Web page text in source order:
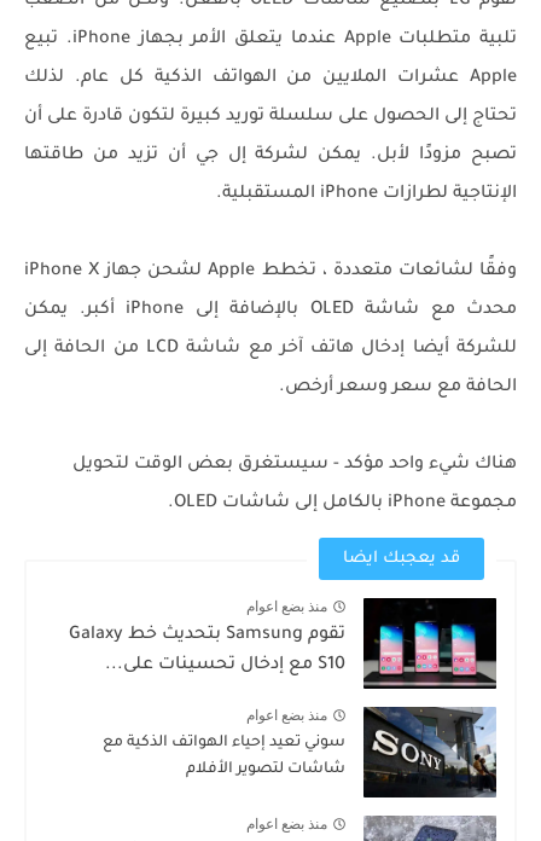
تلبية متطلبات Apple عندما يتعلق الأمر بجهاز iPhone. تبيع
Apple عشرات الملايين من الهواتف الذكية كل عام. لذلك
تحتاج إلى الحصول على سلسلة توريد كبيرة لتكون قادرة على أن
تصبح مزودًا لأبل. يمكن لشركة إل جي أن تزيد من طاقتها
الإنتاجية لطرازات iPhone المستقبلية.
وفقًا لشائعات متعددة ، تخطط Apple لشحن جهاز iPhone X
محدث مع شاشة OLED بالإضافة إلى iPhone أكبر. يمكن
للشركة أيضا إدخال هاتف آخر مع شاشة LCD من الحافة إلى
الحافة مع سعر وسعر أرخص.
هناك شيء واحد مؤكد - سيستغرق بعض الوقت لتحويل
مجموعة iPhone بالكامل إلى شاشات OLED.
قد يعجبك ايضا
منذ بضع اعوام
تقوم Samsung بتحديث خط Galaxy
S10 مع إدخال تحسينات على...
منذ بضع اعوام
سوني تعيد إحياء الهواتف الذكية مع
شاشات لتصوير الأفلام
منذ بضع اعوام